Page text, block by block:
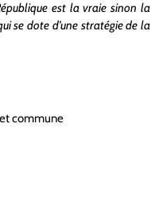
est la vraie sinon la
se dote d’une stratégie de la
Bœuf
commune